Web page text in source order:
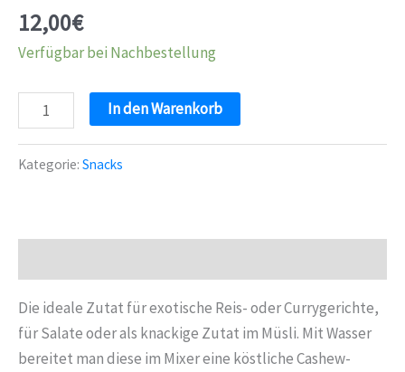
12,00€
Verfügbar bei Nachbestellung
MORGENLAND
Bio
Cashewbruch
In den Warenkorb
Kategorie: Snacks
Die ideale Zutat für exotische Reis- oder Currygerichte,
für Salate oder als knackige Zutat im Müsli. Mit Wasser
bereitet man diese im Mixer eine köstliche Cashew-